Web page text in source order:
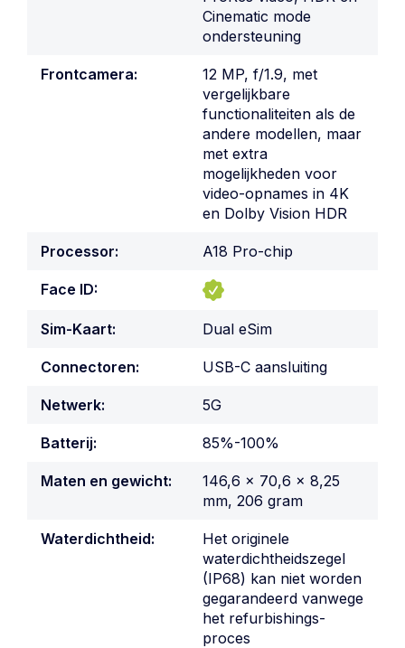
Cinematic mode
ondersteuning
Frontcamera:
12 MP, f/1.9, met
vergelijkbare
functionaliteiten als de
andere modellen, maar
met extra
mogelijkheden voor
video-opnames in 4K
en Dolby Vision HDR
Processor: A18 Pro-chip
Face ID:
Sim-Kaart: Dual eSim
Connectoren: USB-C aansluiting
Netwerk: 5G
Batterij: 85%-100%
Maten en gewicht:
146,6 x 70,6 x 8,25
mm, 206 gram
Waterdichtheid:
Het originele
waterdichtheidszegel
(IP68) kan niet worden
gegarandeerd vanwege
het refurbishings-
proces